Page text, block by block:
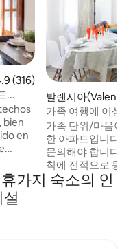
4.9점(5점 만점), 후기 316
(316)
...
bien
en
a
발렌시아
가족 여행에 이상
가족 단위/마음이
한 아파트입니다.
문의해야 합니다.
칙에 전적으로 동
니다. 체크인 시간
최소 연령은 32세
가지 숙소의 인